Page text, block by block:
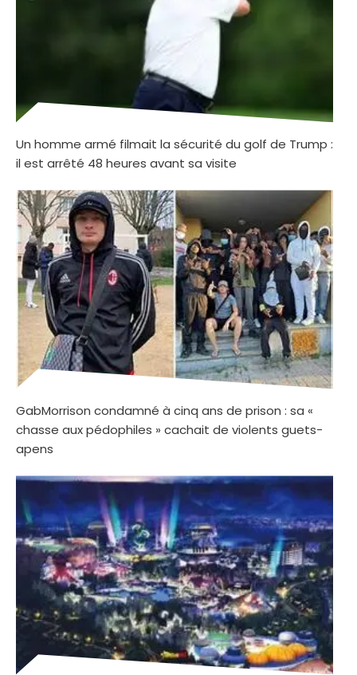
Un homme armé filmait la sécurité du golf de Trump :
il est arrêté 48 heures avant sa visite
GabMorrison condamné à cinq ans de prison : sa «
chasse aux pédophiles » cachait de violents guets-
apens